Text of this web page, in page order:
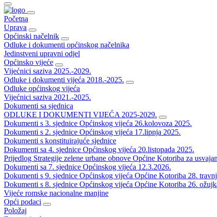
Početna
Uprava
Općinski načelnik
Odluke i dokumenti općinskog načelnika
Jedinstveni upravni odjel
Općinsko vijeće
Vijećnici saziva 2025.-2029.
Odluke i dokumenti vijeća 2018.-2025.
Odluke općinskog vijeća
Vijećnici saziva 2021.-2025.
Dokumenti sa sjednica
ODLUKE I DOKUMENTI VIJEĆA 2025-2029.
Dokumenti s 3. sjednice Općinskog vijeća 26.kolovoza 2025.
Dokumenti s 2. sjednice Općinskog vijeća 17.lipnja 2025.
Dokumenti s konstituirajuće sjednice
Dokumenti sa 4. sjednice Općinskog vijeća 20.listopada 2025.
Prijedlog Strategije zelene urbane obnove Općine Kotoriba za
Dokumenti sa 7. sjednice Općinskog vijeća 12.3.2026.
Dokumenti s 9. sjednice Općinskog vijeća Općine Kotoriba 28.
Dokumenti s 8. sjednice Općinskog vijeća Općine Kotoriba 26.
Vijeće romske nacionalne manjine
Opći podaci
Položaj